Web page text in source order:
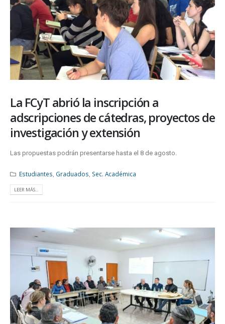
La FCyT abrió la inscripción a
adscripciones de cátedras, proyectos de
investigación y extensión
Las propuestas podrán presentarse hasta el 8 de agosto.
Estudiantes Graduados Sec. Académica
LEER MÁS...